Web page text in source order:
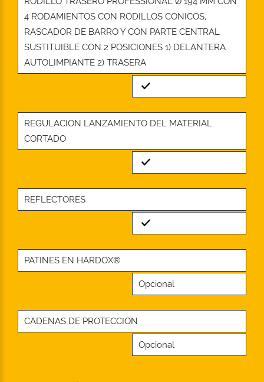
4 RODAMIENTOS CON RODILLOS CONICOS,
RASCADOR DE BARRO Y CON PARTE CENTRAL
SUSTITUIBLE CON 2 POSICIONES 1) DELANTERA
AUTOLIMPIANTE 2) TRASERA
Standard
REGULACION LANZAMIENTO DEL MATERIAL
CORTADO
Standard
REFLECTORES
Standard
PATINES EN HARDOX®
Opcional
CADENAS DE PROTECCION
Opcional